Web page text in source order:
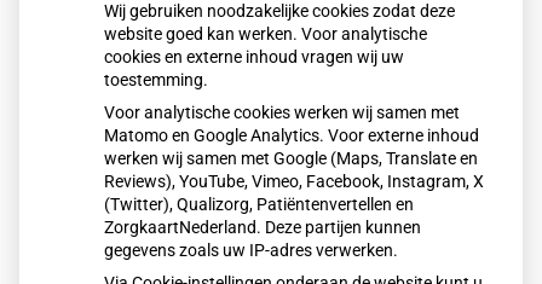
Bloedverdunner Eliquis is sinds 18 december 2025 weer
leverbaar aan apotheken dankzij tijdelijke afspraken
tussen groothandel Mosadex en fabrikant BMS. De eerdere
stop volgde op een prijsconflict. Door het akkoord hoeven
ruim 260.000 patiënten voorlopig niet over te stappen op
een ander middel. De partijen werken aan een structurele
oplossing.
Wij gebruiken noodzakelijke cookies zodat deze
website goed kan werken. Voor analytische
cookies en externe inhoud vragen wij uw
toestemming.
Voor analytische cookies werken wij samen met
Matomo en Google Analytics. Voor externe inhoud
werken wij samen met Google (Maps, Translate en
Reviews), YouTube, Vimeo, Facebook, Instagram, X
(Twitter), Qualizorg, Patiëntenvertellen en
ZorgkaartNederland. Deze partijen kunnen
gegevens zoals uw IP-adres verwerken.